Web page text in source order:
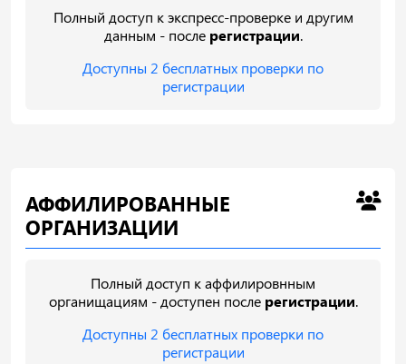
Полный доступ к экспресс-проверке и другим
данным - после регистрации.
Доступны 2 бесплатных проверки по
регистрации
АФФИЛИРОВАННЫЕ
ОРГАНИЗАЦИИ
Полный доступ к аффилировнным
органищациям - доступен после регистрации.
Доступны 2 бесплатных проверки по
регистрации